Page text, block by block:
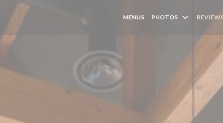
MENUS PHOTOS